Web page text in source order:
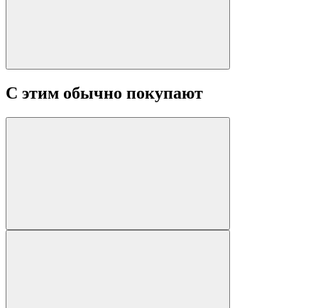
С этим обычно покупают